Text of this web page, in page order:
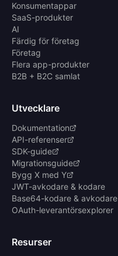
Konsumentappar
SaaS-produkter
AI
Färdig för företag
Företag
Flera app-produkter
B2B + B2C samlat
Utvecklare
Dokumentation
API-referenser
SDK-guide
Migrationsguide
Bygg X med Y
JWT-avkodare & kodare
Base64-kodare & avkodare
OAuth-leverantörsexplorer
Resurser